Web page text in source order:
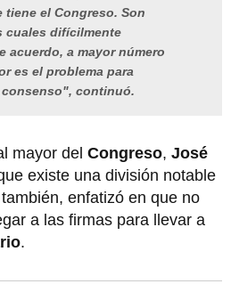
tiene el Congreso. Son
cuales difícilmente
acuerdo, a mayor número
es el problema para
", continuó.
mayor del Congreso, José
existe una división notable
enfatizó en que no
a las firmas para llevar a
.